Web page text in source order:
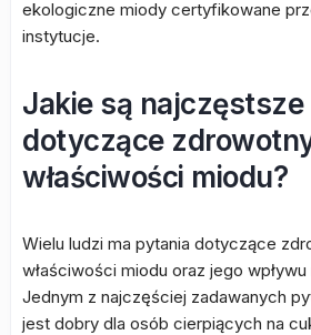
ekologiczne miody certyfikowane
instytucje.
Jakie są
dotyczące
właściwości miodu?
Wielu ludzi ma pytania dotyczące
właściwości miodu oraz jego
Jednym z najczęściej zadawanych
jest dobry dla osób cierpiących na